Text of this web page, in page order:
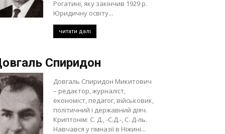
Рогатині, яку закінчив 1929 р.
Юридичну освіту...
читати далі
Спиридон
Довгаль Спиридон Микитович
– редактор, журналіст,
економіст, педагог, військовик,
політичний і державний діяч.
Криптонім: С. Д., -С.Д.-, С. Д-ль.
Навчався у гімназії в Ніжині...